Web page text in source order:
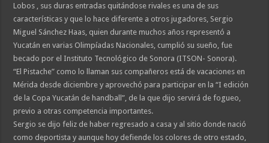
Lobos , sus duras entradas quitándose rivales es una de sus
características y que lo hace diferente a otros jugadores, Sergio
Miguel Sánchez Haas, quien durante muchos años representó a
Yucatán en varias Olimpíadas Nacionales, cumplió su sueño, fue
becado por el Instituto Tecnológico de Sonora (ITSON- Sonora).
“El Pistache” como lo llaman sus compañeros está de vacaciones en
Mérida desde diciembre y aprovechó para participar en la “I edición
de la Copa Yucatán de handball”, de la que dijo servirá de fogueo,
previo a otras competencia importantes.
Sergio se dijo feliz de haber regresado a casa y al sitio donde nació
como deportista y aunque hoy defiende los colores de otro estado,